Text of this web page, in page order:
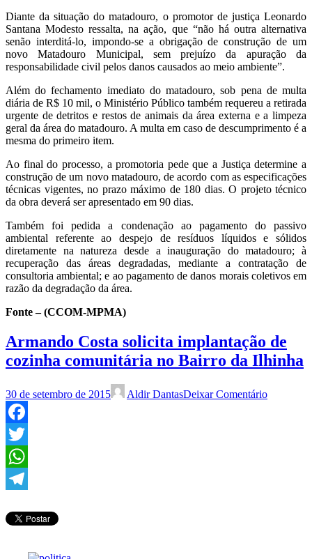
Diante da situação do matadouro, o promotor de justiça Leonardo
Santana Modesto ressalta, na ação, que “não há outra alternativa
senão interditá-lo, impondo-se a obrigação de construção de um
novo Matadouro Municipal, sem prejuízo da apuração da
responsabilidade civil pelos danos causados ao meio ambiente”.
Além do fechamento imediato do matadouro, sob pena de multa
diária de R$ 10 mil, o Ministério Público também requereu a retirada
urgente de detritos e restos de animais da área externa e a limpeza
geral da área do matadouro. A multa em caso de descumprimento é a
mesma do primeiro item.
Ao final do processo, a promotoria pede que a Justiça determine a
construção de um novo matadouro, de acordo com as especificações
técnicas vigentes, no prazo máximo de 180 dias. O projeto técnico
da obra deverá ser apresentado em 90 dias.
Também foi pedida a condenação ao pagamento do passivo
ambiental referente ao despejo de resíduos líquidos e sólidos
diretamente na natureza desde a inauguração do matadouro; à
recuperação das áreas degradadas, mediante a contratação de
consultoria ambiental; e ao pagamento de danos morais coletivos em
razão da degradação da área.
Fonte –(CCOM-MPMA)
Armando Costa solicita implantação de
cozinha comunitária no Bairro da Ilhinha
30 de setembro de 2015 Aldir DantasDeixar Comentário
Facebook
Twitter
WhatsApp